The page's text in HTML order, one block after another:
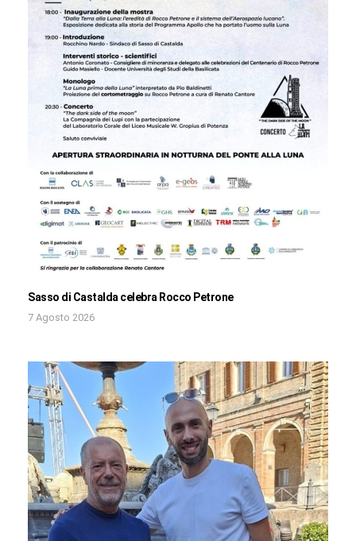
Sasso di Castalda celebra Rocco Petrone
7 Agosto 2026